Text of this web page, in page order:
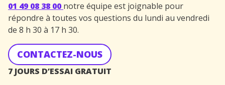
01 49 08 38 00 notre équipe est joignable pour
répondre à toutes vos questions du lundi au vendredi
de 8 h 30 à 17 h 30.
CONTACTEZ-NOUS
7 JOURS D’ESSAI GRATUIT